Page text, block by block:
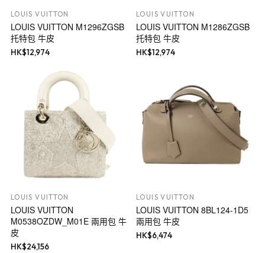
LOUIS VUITTON
LOUIS VUITTON M1296ZGSB
托特包 牛皮
HK$12,974
LOUIS VUITTON
LOUIS VUITTON M1286ZGSB
托特包 牛皮
HK$12,974
LOUIS VUITTON
LOUIS VUITTON
M0538OZDW_M01E 兩用包 牛
皮
HK$24,156
LOUIS VUITTON
LOUIS VUITTON 8BL124-1D5
兩用包 牛皮
HK$6,474